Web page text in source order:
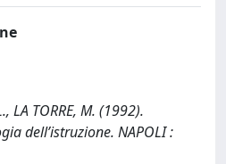
LA TORRE, M. (1992).
dell’istruzione. NAPOLI :